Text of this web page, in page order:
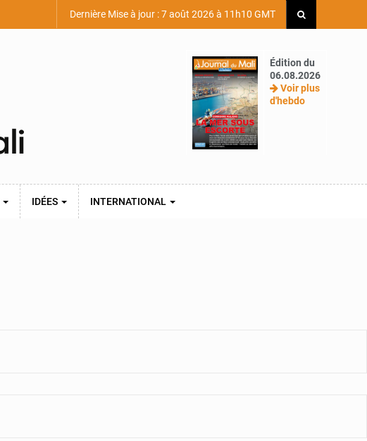
Dernière Mise à jour : 7 août 2026 à 11h10 GMT
Édition du
06.08.2026
Voir plus
d'hebdo
IDÉES INTERNATIONAL